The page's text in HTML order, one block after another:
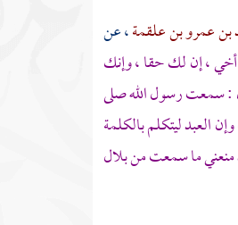
بن عمرو بن علقمة، عن
أخي ، إن لك حقا ، وإنك
: سمعت رسول الله صلى
العبد ليتكلم بالكلمة
منعني ما سمعت منبلال